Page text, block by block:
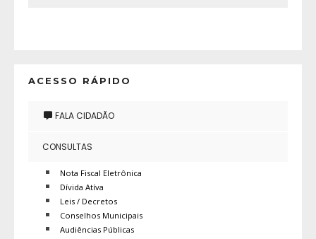
ACESSO RÁPIDO
FALA CIDADÃO
CONSULTAS
Nota Fiscal Eletrônica
Dívida Atíva
Leis / Decretos
Conselhos Municipais
Audiências Públicas